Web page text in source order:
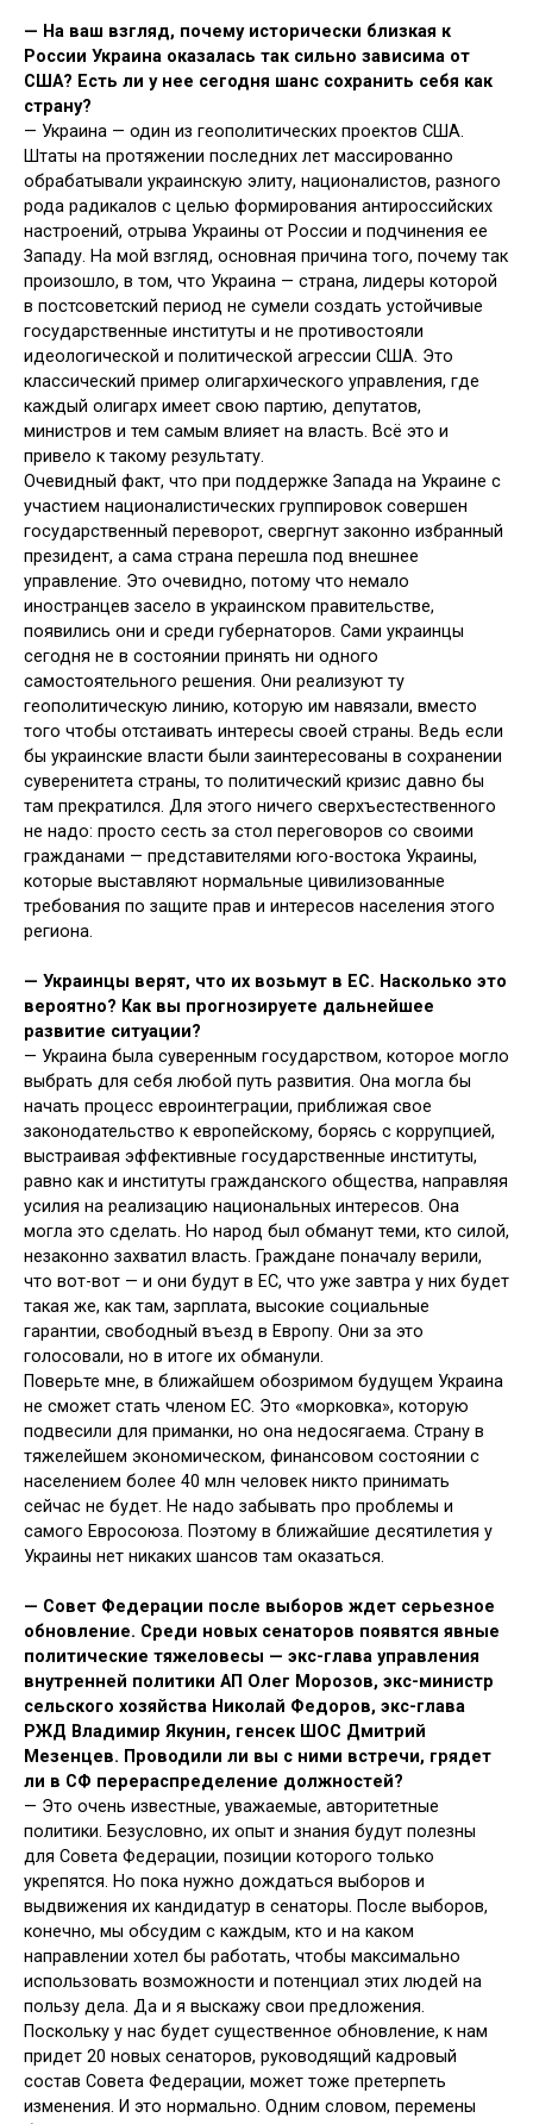
— На ваш взгляд, почему исторически близкая к
России Украина оказалась так сильно зависима от
США? Есть ли у нее сегодня шанс сохранить себя как
страну?
— Украина — один из геополитических проектов США.
Штаты на протяжении последних лет массированно
обрабатывали украинскую элиту, националистов, разного
рода радикалов с целью формирования антироссийских
настроений, отрыва Украины от России и подчинения ее
Западу. На мой взгляд, основная причина того, почему так
произошло, в том, что Украина — страна, лидеры которой
в постсоветский период не сумели создать устойчивые
государственные институты и не противостояли
идеологической и политической агрессии США. Это
классический пример олигархического управления, где
каждый олигарх имеет свою партию, депутатов,
министров и тем самым влияет на власть. Всё это и
привело к такому результату.
Очевидный факт, что при поддержке Запада на Украине с
участием националистических группировок совершен
государственный переворот, свергнут законно избранный
президент, а сама страна перешла под внешнее
управление. Это очевидно, потому что немало
иностранцев засело в украинском правительстве,
появились они и среди губернаторов. Сами украинцы
сегодня не в состоянии принять ни одного
самостоятельного решения. Они реализуют ту
геополитическую линию, которую им навязали, вместо
того чтобы отстаивать интересы своей страны. Ведь если
бы украинские власти были заинтересованы в сохранении
суверенитета страны, то политический кризис давно бы
там прекратился. Для этого ничего сверхъестественного
не надо: просто сесть за стол переговоров со своими
гражданами — представителями юго-востока Украины,
которые выставляют нормальные цивилизованные
требования по защите прав и интересов населения этого
региона.
— Украинцы верят, что их возьмут в ЕС. Насколько это
вероятно? Как вы прогнозируете дальнейшее
развитие ситуации?
— Украина была суверенным государством, которое могло
выбрать для себя любой путь развития. Она могла бы
начать процесс евроинтеграции, приближая свое
законодательство к европейскому, борясь с коррупцией,
выстраивая эффективные государственные институты,
равно как и институты гражданского общества, направляя
усилия на реализацию национальных интересов. Она
могла это сделать. Но народ был обманут теми, кто силой,
незаконно захватил власть. Граждане поначалу верили,
что вот-вот — и они будут в ЕС, что уже завтра у них будет
такая же, как там, зарплата, высокие социальные
гарантии, свободный въезд в Европу. Они за это
голосовали, но в итоге их обманули.
Поверьте мне, в ближайшем обозримом будущем Украина
не сможет стать членом ЕС. Это «морковка», которую
подвесили для приманки, но она недосягаема. Страну в
тяжелейшем экономическом, финансовом состоянии с
населением более 40 млн человек никто принимать
сейчас не будет. Не надо забывать про проблемы и
самого Евросоюза. Поэтому в ближайшие десятилетия у
Украины нет никаких шансов там оказаться.
— Совет Федерации после выборов ждет серьезное
обновление. Среди новых сенаторов появятся явные
политические тяжеловесы — экс-глава управления
внутренней политики АП Олег Морозов, экс-министр
сельского хозяйства Николай Федоров, экс-глава
РЖД Владимир Якунин, генсек ШОС Дмитрий
Мезенцев. Проводили ли вы с ними встречи, грядет
ли в СФ перераспределение должностей?
— Это очень известные, уважаемые, авторитетные
политики. Безусловно, их опыт и знания будут полезны
для Совета Федерации, позиции которого только
укрепятся. Но пока нужно дождаться выборов и
выдвижения их кандидатур в сенаторы. После выборов,
конечно, мы обсудим с каждым, кто и на каком
направлении хотел бы работать, чтобы максимально
использовать возможности и потенциал этих людей на
пользу дела. Да и я выскажу свои предложения.
Поскольку у нас будет существенное обновление, к нам
придет 20 новых сенаторов, руководящий кадровый
состав Совета Федерации, может тоже претерпеть
изменения. И это нормально. Одним словом, перемены